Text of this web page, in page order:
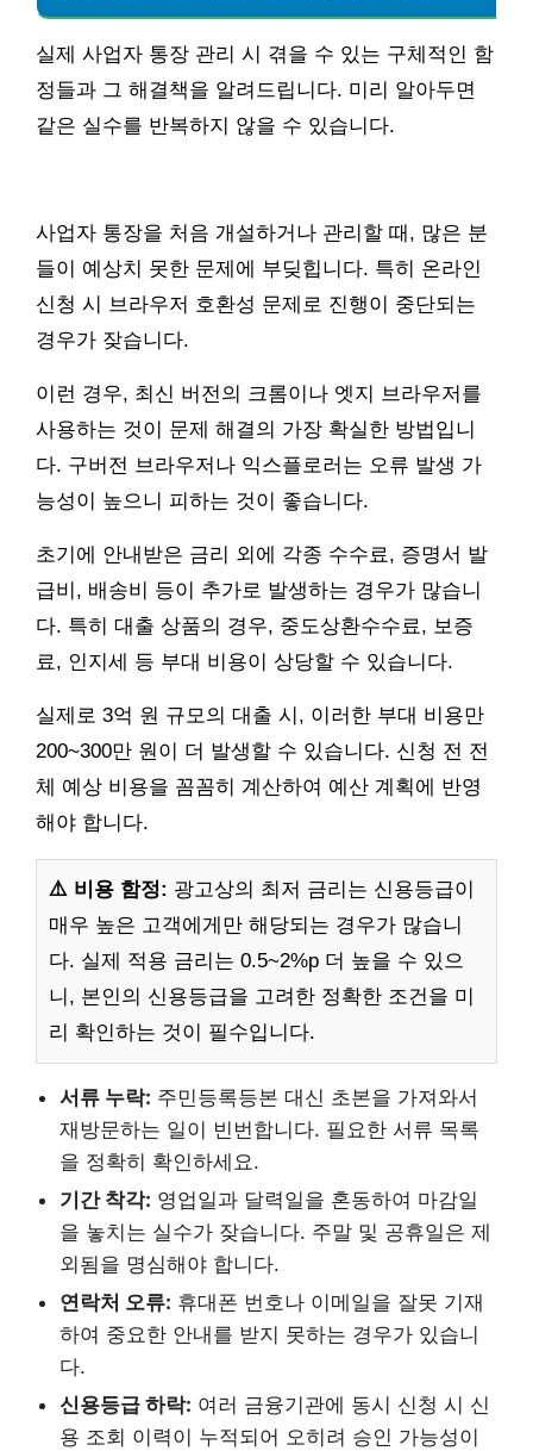
실제 사업자 통장 관리 시 겪을 수 있는 구체적인 함
정들과 그 해결책을 알려드립니다. 미리 알아두면
같은 실수를 반복하지 않을 수 있습니다.
사업자 통장을 처음 개설하거나 관리할 때, 많은 분
들이 예상치 못한 문제에 부딪힙니다. 특히 온라인
신청 시 브라우저 호환성 문제로 진행이 중단되는
경우가 잦습니다.
이런 경우, 최신 버전의 크롬이나 엣지 브라우저를
사용하는 것이 문제 해결의 가장 확실한 방법입니
다. 구버전 브라우저나 익스플로러는 오류 발생 가
능성이 높으니 피하는 것이 좋습니다.
초기에 안내받은 금리 외에 각종 수수료, 증명서 발
급비, 배송비 등이 추가로 발생하는 경우가 많습니
다. 특히 대출 상품의 경우, 중도상환수수료, 보증
료, 인지세 등 부대 비용이 상당할 수 있습니다.
실제로 3억 원 규모의 대출 시, 이러한 부대 비용만
200~300만 원이 더 발생할 수 있습니다. 신청 전 전
체 예상 비용을 꼼꼼히 계산하여 예산 계획에 반영
해야 합니다.
⚠️ 비용 함정: 광고상의 최저 금리는 신용등급이
매우 높은 고객에게만 해당되는 경우가 많습니
다. 실제 적용 금리는 0.5~2%p 더 높을 수 있으
니, 본인의 신용등급을 고려한 정확한 조건을 미
리 확인하는 것이 필수입니다.
서류 누락: 주민등록등본 대신 초본을 가져와서
재방문하는 일이 빈번합니다. 필요한 서류 목록
을 정확히 확인하세요.
기간 착각: 영업일과 달력일을 혼동하여 마감일
을 놓치는 실수가 잦습니다. 주말 및 공휴일은 제
외됨을 명심해야 합니다.
연락처 오류: 휴대폰 번호나 이메일을 잘못 기재
하여 중요한 안내를 받지 못하는 경우가 있습니
다.
신용등급 하락: 여러 금융기관에 동시 신청 시 신
용 조회 이력이 누적되어 오히려 승인 가능성이